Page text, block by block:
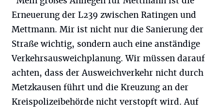
Erneuerung der L239 zwischen Ratingen und
Mettmann. Mir ist nicht nur die Sanierung der
Straße wichtig, sondern auch eine anständige
Verkehrsausweichplanung. Wir müssen darauf
achten, dass der Ausweichverkehr nicht durch
Metzkausen führt und die Kreuzung an der
Kreispolizeibehörde nicht verstopft wird. Auf